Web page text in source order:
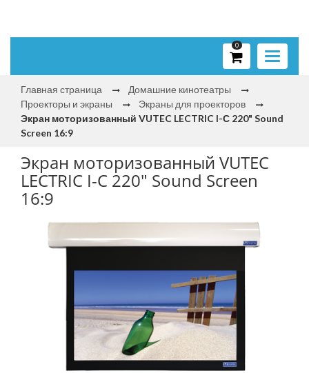
Toggle
0
Главная страница
Домашние кинотеатры
Проекторы и экраны
Экраны для проекторов
Экран моторизованный VUTEC LECTRIC I-С 220" Sound
Screen 16:9
Экран моторизованный VUTEC
LECTRIC I-С 220" Sound Screen
16:9